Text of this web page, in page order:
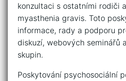
⁣konzultaci‌ s ostatními​ rodiči
myasthenia‌ gravis. Toto
informace, rady​ a podporu
diskuzí, ‍webových seminářů
skupin.
Poskytování psychosociální